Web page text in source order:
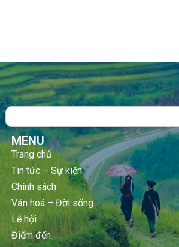
Search
MENU
Trang chủ
Tin tức – Sự kiện
Chính sách
Văn hoá – Đời sống
Lễ hội
Điểm đến